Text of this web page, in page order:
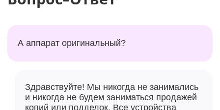
А аппарат оригинальный?
Здравствуйте! Мы никогда не занимались
и никогда не будем заниматься продажей
копий или подделок. Все устройства